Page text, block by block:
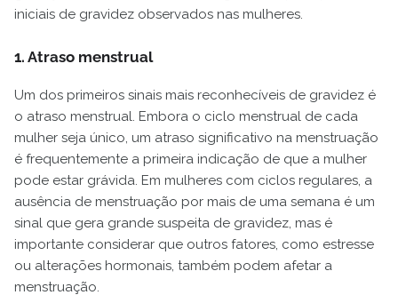
iniciais de gravidez observados nas mulheres.
1. Atraso menstrual
Um dos primeiros sinais mais reconhecíveis de gravidez é
o atraso menstrual. Embora o ciclo menstrual de cada
mulher seja único, um atraso significativo na menstruação
é frequentemente a primeira indicação de que a mulher
pode estar grávida. Em mulheres com ciclos regulares, a
ausência de menstruação por mais de uma semana é um
sinal que gera grande suspeita de gravidez, mas é
importante considerar que outros fatores, como estresse
ou alterações hormonais, também podem afetar a
menstruação.